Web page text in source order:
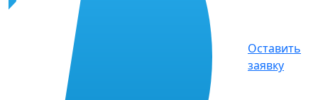
Оставить
заявку